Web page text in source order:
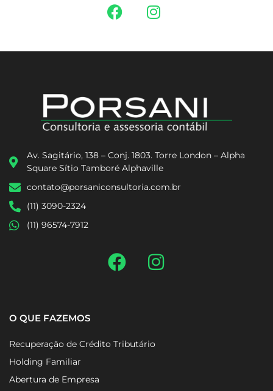
Av. Sagitário, 138 – Conj. 1803. Torre London – Alpha
Square Sítio Tamboré Alphaville
contato@porsaniconsultoria.com.br
(11) 3090-2324
(11) 96574-7912
O QUE FAZEMOS
Recuperação de Crédito Tributário
Holding Familiar
Abertura de Empresa